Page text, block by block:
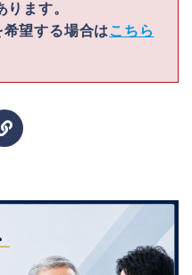
ります。
望する場合は こちら